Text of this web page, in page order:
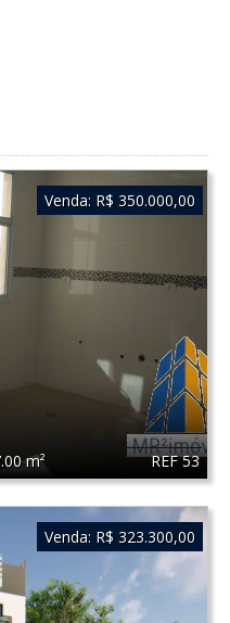
REF 53
m²
Venda: R$ 350.000,00
Venda: R$ 323.300,00